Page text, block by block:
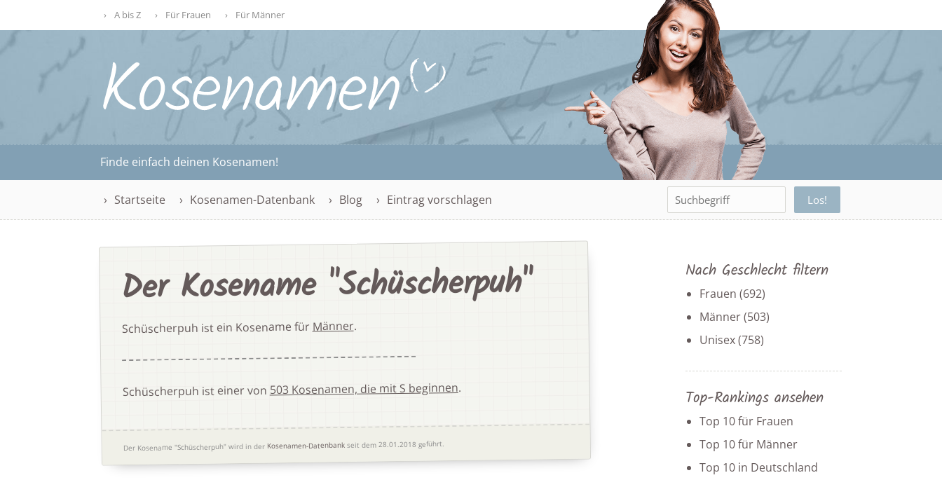
A bis Z Für Frauen Für Männer
Finde einfach deinen Kosenamen!
Startseite Kosenamen-Datenbank Blog Eintrag vorschlagen
Der Kosename "Schüscherpuh"
Schüscherpuh ist ein Kosename fürMänner.
Schüscherpuh ist einer von503 Kosenamen, die mit S beginnen.
Der Kosename "Schüscherpuh" wird in der Kosenamen-Datenbankseit dem 28.01.2018 geführt.
Nach Geschlecht filtern
Frauen (692)
Männer(503)
Unisex(758)
Top-Rankings ansehen
Top 10 für Frauen
Top 10 für Männer
Top 10 in Deutschland